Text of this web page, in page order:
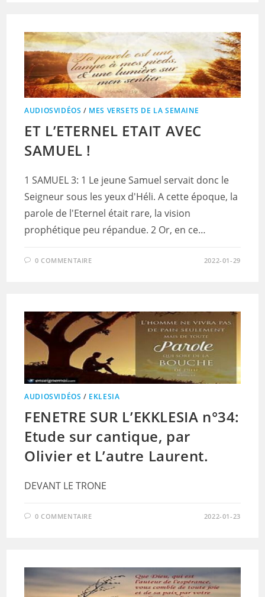
AUDIOSVIDÉOS / MES VERSETS DE LA SEMAINE
ET L’ETERNEL ETAIT AVEC
SAMUEL !
1 SAMUEL 3: 1 Le jeune Samuel servait donc le
Seigneur sous les yeux d'Héli. A cette époque, la
parole de l'Eternel était rare, la vision
prophétique peu répandue. 2 Or, en ce…
0 COMMENTAIRE 2022-01-29
AUDIOSVIDÉOS / EKLESIA
FENETRE SUR L’EKKLESIA n°34:
Etude sur cantique, par
Olivier et L’autre Laurent.
DEVANT LE TRONE
0 COMMENTAIRE 2022-01-23